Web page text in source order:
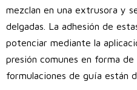
mezclan en una extrusora y
delgadas. La adhesión de
potenciar mediante la
presión comunes en forma de
formulaciones de guía están